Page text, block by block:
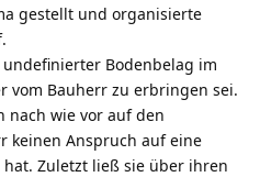
gestellt und organisierte
Bodenbelag im
vom Bauherr zu erbringen sei.
nach wie vor auf den
keinen Anspruch auf eine
Zuletzt ließ sie über ihren